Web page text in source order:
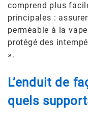
comprend plus
principales :
perméable à la
protégé des
».
L’enduit de
quels